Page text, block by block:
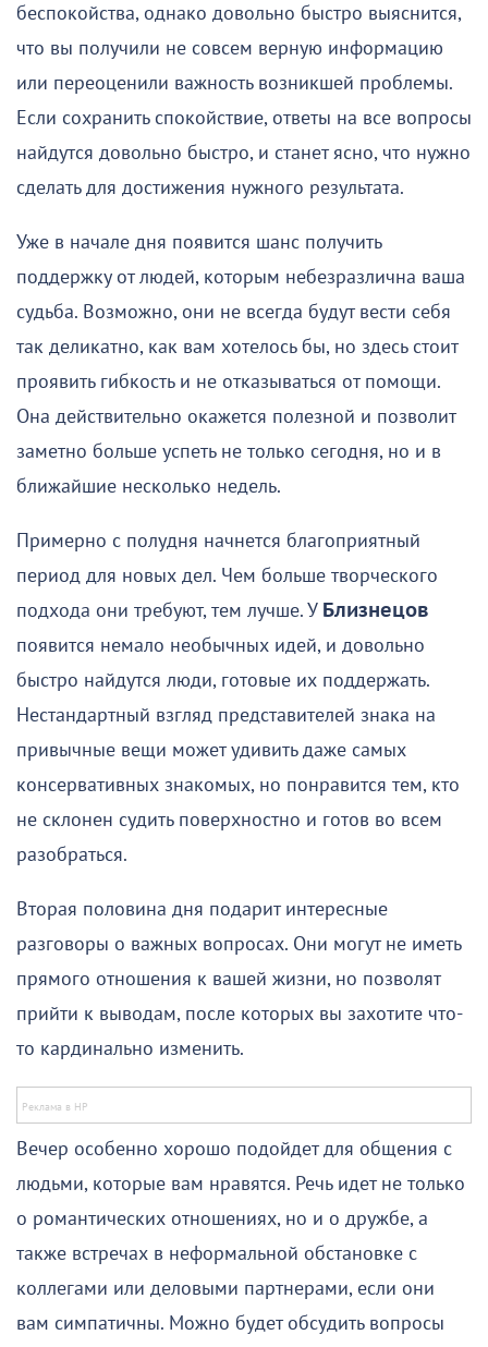
беспокойства, однако довольно быстро выяснится,
что вы получили не совсем верную информацию
или переоценили важность возникшей проблемы.
Если сохранить спокойствие, ответы на все вопросы
найдутся довольно быстро, и станет ясно, что нужно
сделать для достижения нужного результата.
Уже в начале дня появится шанс получить
поддержку от людей, которым небезразлична ваша
судьба. Возможно, они не всегда будут вести себя
так деликатно, как вам хотелось бы, но здесь стоит
проявить гибкость и не отказываться от помощи.
Она действительно окажется полезной и позволит
заметно больше успеть не только сегодня, но и в
ближайшие несколько недель.
Примерно с полудня начнется благоприятный
период для новых дел. Чем больше творческого
подхода они требуют, тем лучше. У Близнецов
появится немало необычных идей, и довольно
быстро найдутся люди, готовые их поддержать.
Нестандартный взгляд представителей знака на
привычные вещи может удивить даже самых
консервативных знакомых, но понравится тем, кто
не склонен судить поверхностно и готов во всем
разобраться.
Вторая половина дня подарит интересные
разговоры о важных вопросах. Они могут не иметь
прямого отношения к вашей жизни, но позволят
прийти к выводам, после которых вы захотите что-
то кардинально изменить.
Вечер особенно хорошо подойдет для общения с
людьми, которые вам нравятся. Речь идет не только
о романтических отношениях, но и о дружбе, а
также встречах в неформальной обстановке с
коллегами или деловыми партнерами, если они
вам симпатичны. Можно будет обсудить вопросы